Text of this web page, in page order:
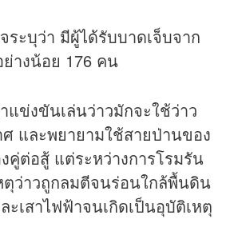
ระบุว่า มีผู้ได้รับบาดเจ็บจาก
างน้อย 176 คน
แข่งขันเล่นว่าวมักจะใช้ว่าว
และพยายามใช้สายป่านของ
ต่อสู้ แต่ระหว่างการโรมรัน
ว่าวถูกลมตีจนร่อนใกล้พื้นดิน
เสาไฟฟ้าจนเกิดเป็นอุบัติเหตุ